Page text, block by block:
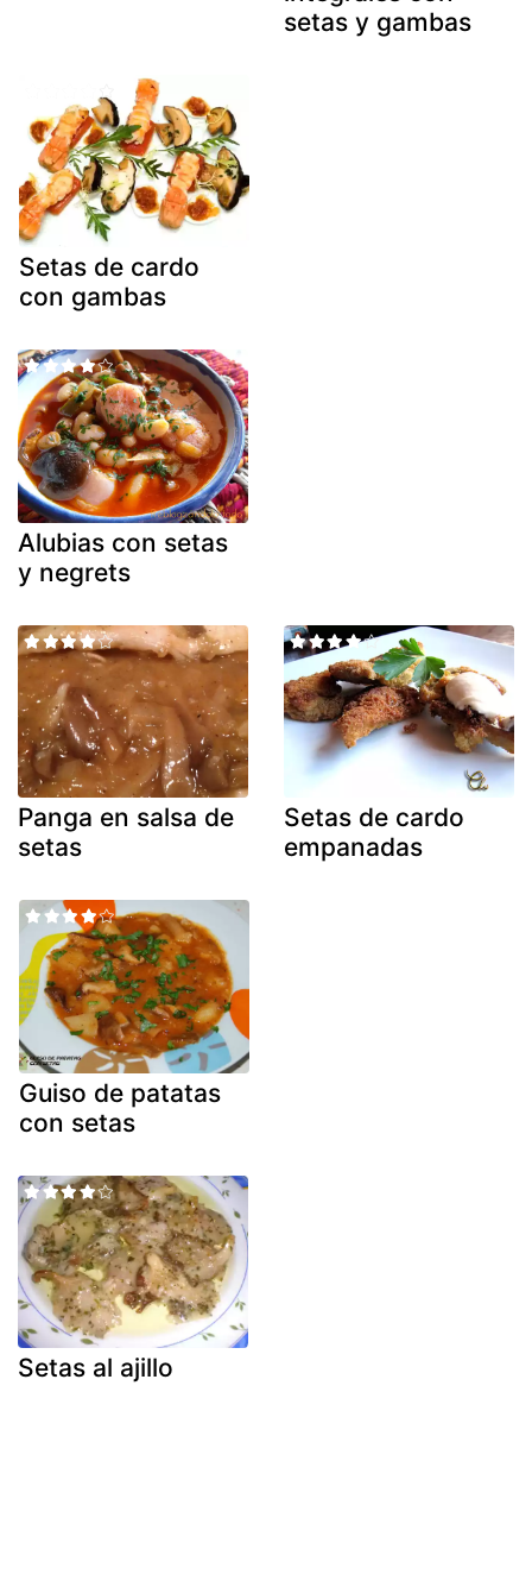
setas y gambas
Setas de cardo
con gambas
Alubias con setas
y negrets
Panga en salsa de
setas
Setas de cardo
empanadas
Guiso de patatas
con setas
Setas al ajillo